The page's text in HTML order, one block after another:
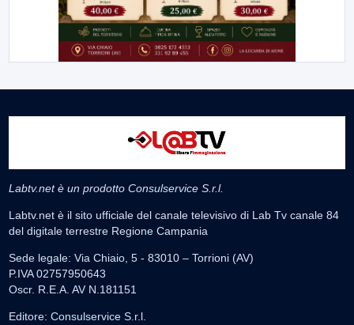
Labtv.net è un prodotto Consulservice S.r.l.
Labtv.net è il sito ufficiale del canale televisivo di Lab Tv canale 84
del digitale terrestre Regione Campania
Sede legale: Via Chiaio, 5 - 83010 – Torrioni (AV)
P.IVA 02757950643
Oscr. R.E.A. AV N.181151
Editore: Consulservice S.r.l.